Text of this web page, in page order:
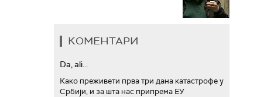
КОМЕНТАРИ
Da, ali...
Како преживети прва три дана катастрофе у
Србији, и за шта нас припрема ЕУ